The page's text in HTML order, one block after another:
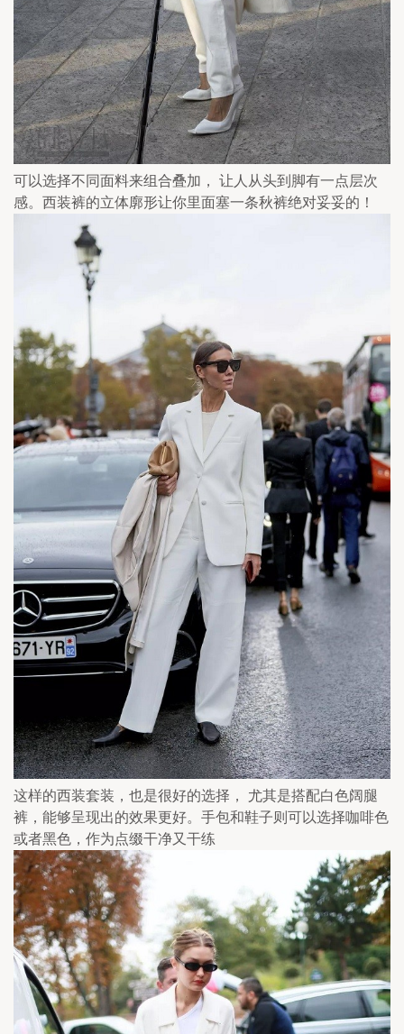
可以选择不同面料来组合叠加， 让人从头到脚有一点层次
感。西装裤的立体廓形让你里面塞一条秋裤绝对妥妥的！
这样的西装套装，也是很好的选择， 尤其是搭配白色阔腿
裤，能够呈现出的效果更好。手包和鞋子则可以选择咖啡色
或者黑色，作为点缀干净又干练